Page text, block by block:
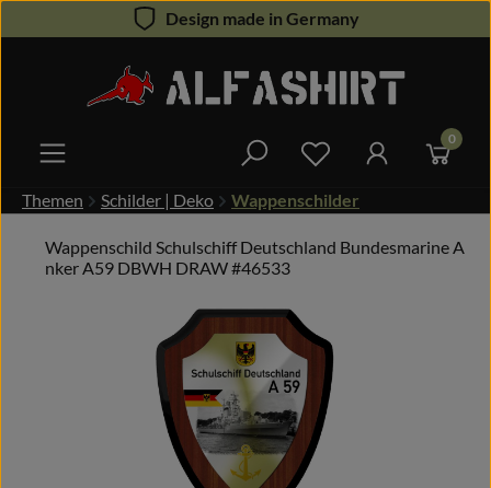
Zum Hauptinhalt springenDesign made in Germany
Du hast 0 0
Themen Schilder | Deko Wappenschilder
Wappenschild Schulschiff Deutschland Bundesmarine A
nker A59 DBWH DRAW #46533
Bildergalerie überspringen